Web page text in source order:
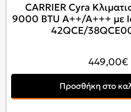
CARRIER Cyra
9000 BTU A++/A+++ με
42QCE/
449,00€
Προσθήκη στο